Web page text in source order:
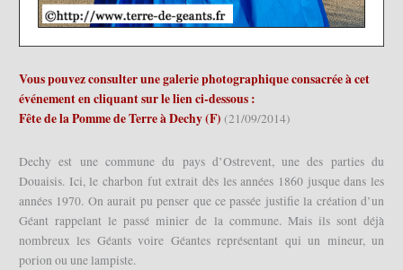
Vous pouvez consulter une galerie photographique consacrée à cet
événement en cliquant sur le lien ci-dessous :
Fête de la Pomme de Terre à Dechy (F)(21/09/2014)
Dechy est une commune du pays d’Ostrevent, une des parties du
Douaisis. Ici, le charbon fut extrait dès les années 1860 jusque dans les
années 1970. On aurait pu penser que ce passée justifie la création d’un
Géant rappelant le passé minier de la commune. Mais ils sont déjà
nombreux les Géants voire Géantes représentant qui un mineur, un
porion ou une lampiste.